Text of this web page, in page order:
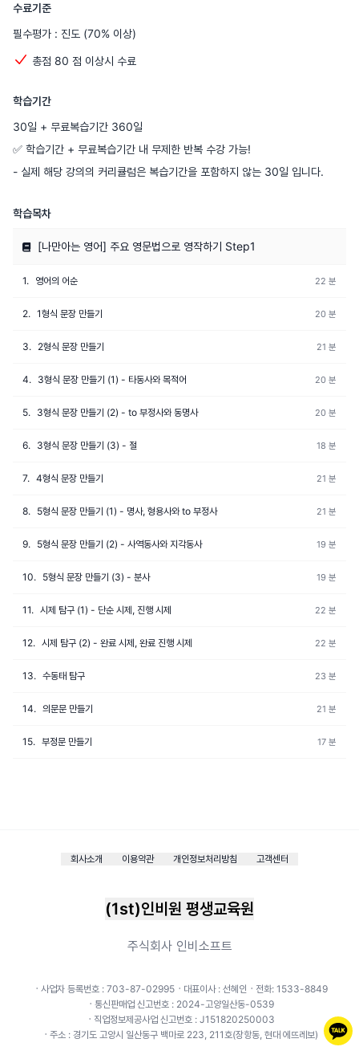
수료기준
필수평가 : 진도 (70% 이상)
총점 80 점 이상시 수료
학습기간
30일 + 무료복습기간 360일
✅ 학습기간 + 무료복습기간 내 무제한 반복 수강 가능!
- 실제 해당 강의의 커리큘럼은 복습기간을 포함하지 않는 30일 입니다.
학습목차
[나만아는 영어] 주요 영문법으로 영작하기 Step1
1. 영어의 어순 22 분
2. 1형식 문장 만들기 20 분
3. 2형식 문장 만들기 21 분
4. 3형식 문장 만들기 (1) - 타동사와 목적어 20 분
5. 3형식 문장 만들기 (2) - to 부정사와 동명사 20 분
6. 3형식 문장 만들기 (3) - 절 18 분
7. 4형식 문장 만들기 21 분
8. 5형식 문장 만들기 (1) - 명사, 형용사와 to 부정사 21 분
9. 5형식 문장 만들기 (2) - 사역동사와 지각동사 19 분
10. 5형식 문장 만들기 (3) - 분사 19 분
11. 시제 탐구 (1) - 단순 시제, 진행 시제 22 분
12. 시제 탐구 (2) - 완료 시제, 완료 진행 시제 22 분
13. 수동태 탐구 23 분
14. 의문문 만들기 21 분
15. 부정문 만들기 17 분
회사소개 이용약관 개인정보처리방침 고객센터
(1st)인비원 평생교육원
주식회사 인비소프트
ㆍ사업자 등록번호 : 703-87-02995ㆍ대표이사 : 선혜인 ㆍ전화: 1533-8849
ㆍ통신판매업 신고번호 : 2024-고양일산동-0539
ㆍ직업정보제공사업 신고번호 : J151820250003
ㆍ주소 : 경기도 고양시 일산동구 백마로 223, 211호(장항동, 현대 에뜨레보)